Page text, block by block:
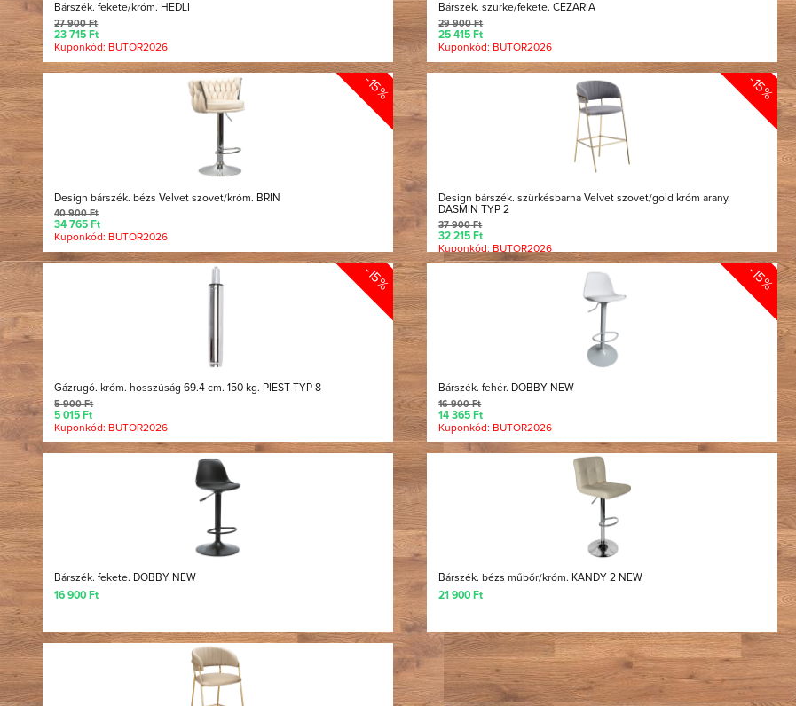
Bárszék. fekete/króm. HEDLI
27 900 Ft
23 715 Ft
Kuponkód: BUTOR2026
Bárszék. szürke/fekete. CEZARIA
29 900 Ft
25 415 Ft
Kuponkód: BUTOR2026
-15%
Design bárszék. bézs Velvet szovet/króm. BRIN
40 900 Ft
34 765 Ft
Kuponkód: BUTOR2026
-15%
Design bárszék. szürkésbarna Velvet szovet/gold króm arany.
DASMIN TYP 2
37 900 Ft
32 215 Ft
Kuponkód: BUTOR2026
-15%
Gázrugó. króm. hosszúság 69.4 cm. 150 kg. PIEST TYP 8
5 900 Ft
5 015 Ft
Kuponkód: BUTOR2026
-15%
Bárszék. fehér. DOBBY NEW
16 900 Ft
14 365 Ft
Kuponkód: BUTOR2026
Bárszék. fekete. DOBBY NEW
16 900 Ft
Bárszék. bézs műbőr/króm. KANDY 2 NEW
21 900 Ft